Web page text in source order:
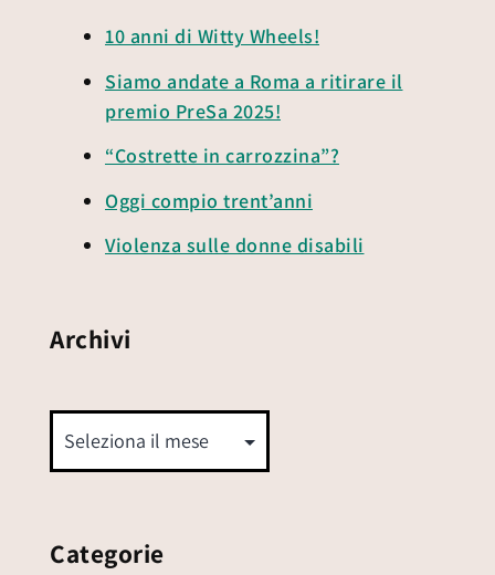
10 anni di Witty Wheels!
Siamo andate a Roma a ritirare il
premio PreSa 2025!
“Costrette in carrozzina”?
Oggi compio trent’anni
Violenza sulle donne disabili
Archivi
Categorie